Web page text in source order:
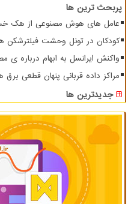
پربحث ترین ها
عامل های هوش مصنوعی از هک
کودکان در تونل وحشت فیلترشکن
واکنش ایرانسل به ابهام درباره ی
مراکز داده قربانی پنهان قطعی برق
جدیدترین ها